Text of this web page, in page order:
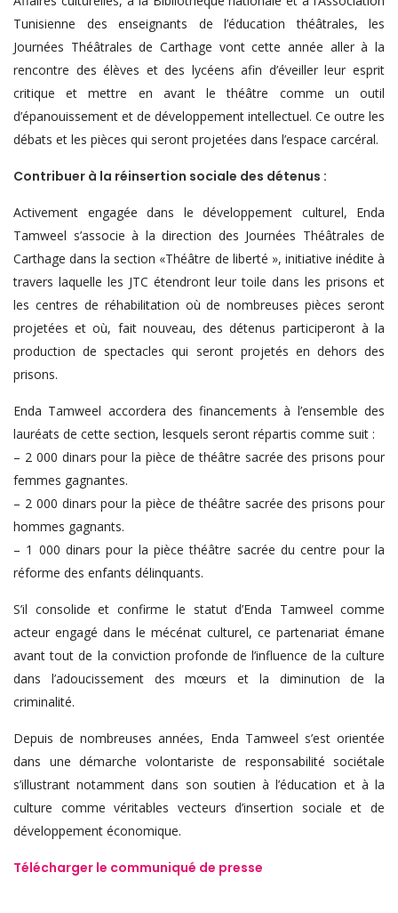
Tunisienne des enseignants de l’éducation théâtrales, les
Journées Théâtrales de Carthage vont cette année aller à la
rencontre des élèves et des lycéens afin d’éveiller leur esprit
critique et mettre en avant le théâtre comme un outil
d’épanouissement et de développement intellectuel. Ce outre les
débats et les pièces qui seront projetées dans l’espace carcéral.
Contribuer à la réinsertion sociale des détenus :
Activement engagée dans le développement culturel, Enda
Tamweel s’associe à la direction des Journées Théâtrales de
Carthage dans la section «Théâtre de liberté », initiative inédite à
travers laquelle les JTC étendront leur toile dans les prisons et
les centres de réhabilitation où de nombreuses pièces seront
projetées et où, fait nouveau, des détenus participeront à la
production de spectacles qui seront projetés en dehors des
prisons.
Enda Tamweel accordera des financements à l’ensemble des
lauréats de cette section, lesquels seront répartis comme suit :
– 2 000 dinars pour la pièce de théâtre sacrée des prisons pour
femmes gagnantes.
– 2 000 dinars pour la pièce de théâtre sacrée des prisons pour
hommes gagnants.
– 1 000 dinars pour la pièce théâtre sacrée du centre pour la
réforme des enfants délinquants.
S’il consolide et confirme le statut d’Enda Tamweel comme
acteur engagé dans le mécénat culturel, ce partenariat émane
avant tout de la conviction profonde de l’influence de la culture
dans l’adoucissement des mœurs et la diminution de la
criminalité.
Depuis de nombreuses années, Enda Tamweel s’est orientée
dans une démarche volontariste de responsabilité sociétale
s’illustrant notamment dans son soutien à l’éducation et à la
culture comme véritables vecteurs d’insertion sociale et de
développement économique.
Télécharger le communiqué de presse